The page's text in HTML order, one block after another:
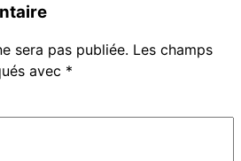
sera pas publiée. Les champs
avec *